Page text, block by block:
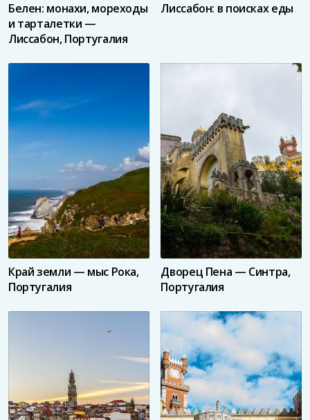
Белен: монахи, мореходы
и тарталетки —
Лиссабон, Португалия
Лиссабон: в поисках еды
Край земли — мыс Рока,
Португалия
Дворец Пена — Синтра,
Португалия